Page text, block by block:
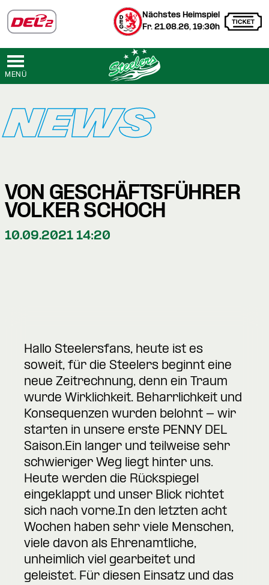
Nächstes Heimspiel
Fr. 21.08.26, 19:30h
MENÜ
NEWS
VON GESCHÄFTSFÜHRER
VOLKER SCHOCH
10.09.2021 14:20
Hallo Steelersfans, heute ist es
soweit, für die Steelers beginnt eine
neue Zeitrechnung, denn ein Traum
wurde Wirklichkeit. Beharrlichkeit und
Konsequenzen wurden belohnt - wir
starten in unsere erste PENNY DEL
Saison.Ein langer und teilweise sehr
schwieriger Weg liegt hinter uns.
Heute werden die Rückspiegel
eingeklappt und unser Blick richtet
sich nach vorne.In den letzten acht
Wochen haben sehr viele Menschen,
viele davon als Ehrenamtliche,
unheimlich viel gearbeitet und
geleistet. Für diesen Einsatz und das